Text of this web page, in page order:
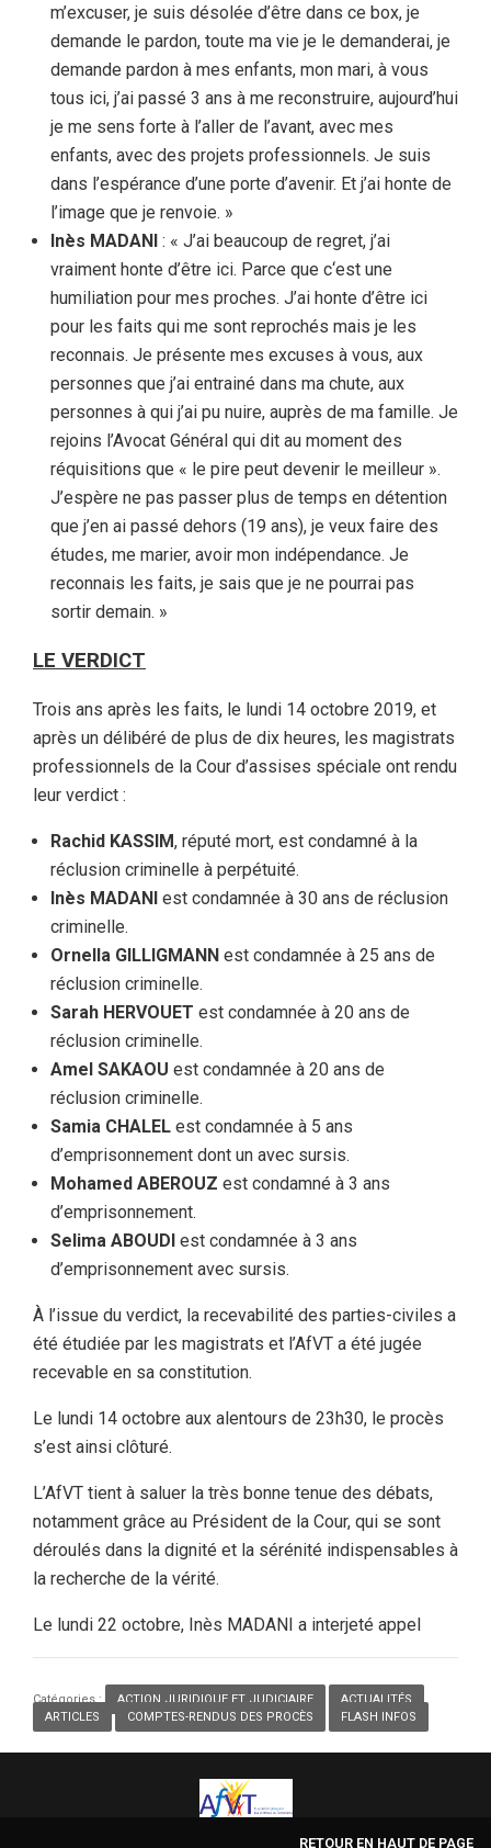
m’excuser, je suis désolée d’être dans ce box, je
demande le pardon, toute ma vie je le demanderai, je
demande pardon à mes enfants, mon mari, à vous
tous ici, j’ai passé 3 ans à me reconstruire, aujourd’hui
je me sens forte à l’aller de l’avant, avec mes
enfants, avec des projets professionnels. Je suis
dans l’espérance d’une porte d’avenir. Et j’ai honte de
l’image que je renvoie. »
Inès MADANI : « J’ai beaucoup de regret, j’ai
vraiment honte d’être ici. Parce que c‘est une
humiliation pour mes proches. J’ai honte d’être ici
pour les faits qui me sont reprochés mais je les
reconnais. Je présente mes excuses à vous, aux
personnes que j’ai entrainé dans ma chute, aux
personnes à qui j’ai pu nuire, auprès de ma famille. Je
rejoins l’Avocat Général qui dit au moment des
réquisitions que « le pire peut devenir le meilleur ».
J’espère ne pas passer plus de temps en détention
que j’en ai passé dehors (19 ans), je veux faire des
études, me marier, avoir mon indépendance. Je
reconnais les faits, je sais que je ne pourrai pas
sortir demain. »
LE VERDICT
Trois ans après les faits, le lundi 14 octobre 2019, et
après un délibéré de plus de dix heures, les magistrats
professionnels de la Cour d’assises spéciale ont rendu
leur verdict :
Rachid KASSIM, réputé mort, est condamné à la
réclusion criminelle à perpétuité.
Inès MADANI est condamnée à 30 ans de réclusion
criminelle.
Ornella GILLIGMANN est condamnée à 25 ans de
réclusion criminelle.
Sarah HERVOUET est condamnée à 20 ans de
réclusion criminelle.
Amel SAKAOU est condamnée à 20 ans de
réclusion criminelle.
Samia CHALEL est condamnée à 5 ans
d’emprisonnement dont un avec sursis.
Mohamed ABEROUZ est condamné à 3 ans
d’emprisonnement.
Selima ABOUDI est condamnée à 3 ans
d’emprisonnement avec sursis.
À l’issue du verdict, la recevabilité des parties-civiles a
été étudiée par les magistrats et l’AfVT a été jugée
recevable en sa constitution.
Le lundi 14 octobre aux alentours de 23h30, le procès
s’est ainsi clôturé.
L’AfVT tient à saluer la très bonne tenue des débats,
notamment grâce au Président de la Cour, qui se sont
déroulés dans la dignité et la sérénité indispensables à
la recherche de la vérité.
Le lundi 22 octobre, Inès MADANI a interjeté appel
Catégories : ACTION JURIDIQUE ET JUDICIAIRE ACTUALITÉS
ARTICLES
, COMPTES-RENDUS DES PROCÈS FLASH INFOS
RETOUR EN HAUT DE PAGE